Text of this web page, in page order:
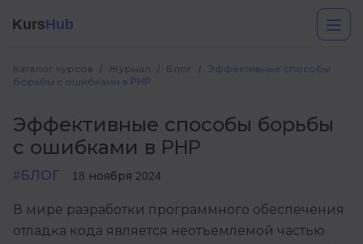
KursHub
Каталог курсов Журнал Блог
Эффективные способы
борьбы с ошибками в PHP
Эффективные способы борьбы
с ошибками в PHP
#БЛОГ 18 ноября 2024
В мире разработки программного обеспечения
отладка кода является неотъемлемой частью